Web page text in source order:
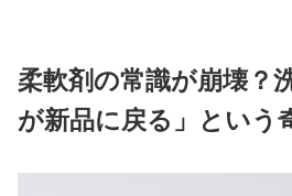
柔軟剤の常識が崩壊？
が新品に戻る」という